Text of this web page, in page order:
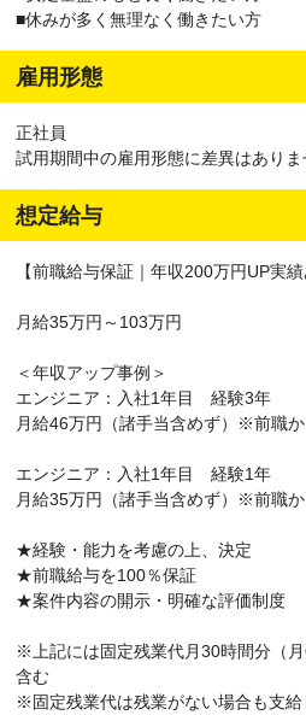
■休みが多く無理なく働きたい方
雇用形態
正社員
試用期間中の雇用形態に差異はありま
想定給与
【前職給与保証｜年収200万円UP実績
月給35万円～103万円
＜年収アップ事例＞
エンジニア：入社1年目 経験3年
月給46万円（諸手当含めず）※前職
エンジニア：入社1年目 経験1年
月給35万円（諸手当含めず）※前職
★経験・能力を考慮の上、決定
★前職給与を100％保証
★案件内容の開示・明確な評価制度
※上記には固定残業代月30時間分（
含む
※固定残業代は残業がない場合も支